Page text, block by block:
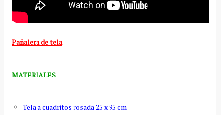
Pañalera de tela
MATERIALES
Tela a cuadritos rosada 25 x 95 cm